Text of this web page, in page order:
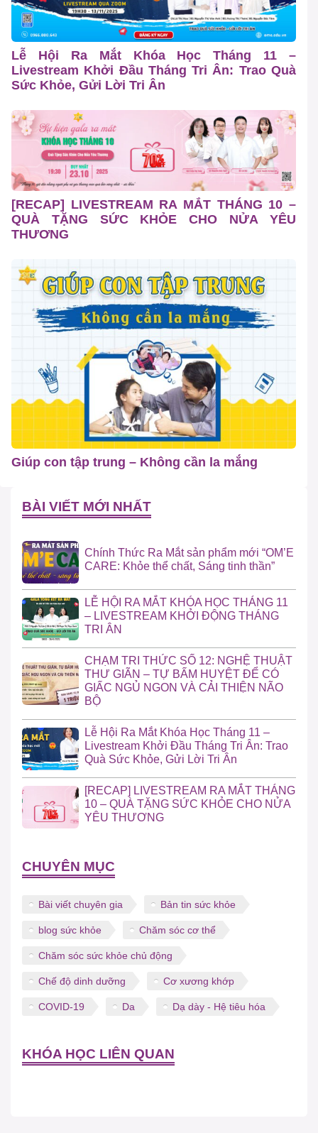
Lễ Hội Ra Mắt Khóa Học Tháng 11 –
Livestream Khởi Đầu Tháng Tri Ân: Trao Quà
Sức Khỏe, Gửi Lời Tri Ân
[RECAP] LIVESTREAM RA MẮT THÁNG 10 –
QUÀ TẶNG SỨC KHỎE CHO NỬA YÊU
THƯƠNG
Giúp con tập trung – Không cần la mắng
BÀI VIẾT MỚI NHẤT
Chính Thức Ra Mắt sản phẩm mới “OM’E
CARE: Khỏe thể chất, Sáng tinh thần”
LỄ HỘI RA MẮT KHÓA HỌC THÁNG 11
– LIVESTREAM KHỞI ĐỘNG THÁNG
TRI ÂN
CHẠM TRI THỨC SỐ 12: NGHỆ THUẬT
THƯ GIÃN – TỰ BẤM HUYỆT ĐỂ CÓ
GIẤC NGỦ NGON VÀ CẢI THIỆN NÃO
BỘ
Lễ Hội Ra Mắt Khóa Học Tháng 11 –
Livestream Khởi Đầu Tháng Tri Ân: Trao
Quà Sức Khỏe, Gửi Lời Tri Ân
[RECAP] LIVESTREAM RA MẮT THÁNG
10 – QUÀ TẶNG SỨC KHỎE CHO NỬA
YÊU THƯƠNG
CHUYÊN MỤC
Bài viết chuyên gia Bản tin sức khỏe
blog sức khỏe Chăm sóc cơ thể
Chăm sóc sức khỏe chủ động
Chế độ dinh dưỡng Cơ xương khớp
COVID-19 Da Dạ dày - Hệ tiêu hóa
KHÓA HỌC LIÊN QUAN